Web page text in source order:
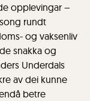
opplevingar –
rundt
og vaksenliv
snakka og
Underdals
av dei kunne
betre